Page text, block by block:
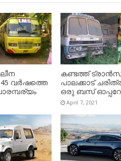
വർഷത്തെ
കണ്ടത്ത്
പാലക്കാട്
ഒരു ബസ്
April 7, 2021